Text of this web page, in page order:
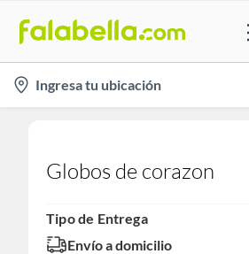
location-
icon
Ingresa tu ubicación
Globos de corazon
Tipo de Entrega
Envío a domicilio